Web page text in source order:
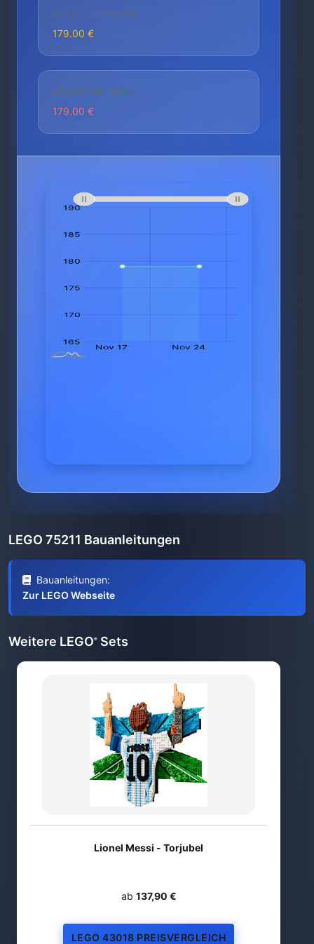
AKTUELLER PREIS
179.00 €
HÖCHSTER PREIS
179.00 €
LEGO 75211 Bauanleitungen
Bauanleitungen:
Zur LEGO Webseite
Weitere LEGO® Sets
Lionel Messi - Torjubel
ab 137,90 €
LEGO 43018 PREISVERGLEICH